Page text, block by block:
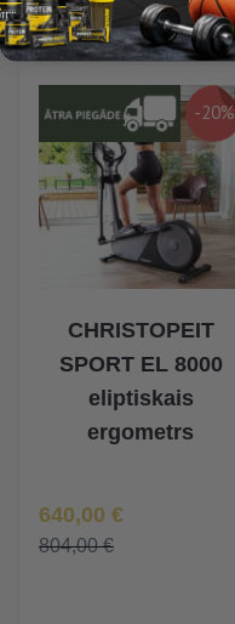
-20%
CHRISTOPEIT
SPORT EL 8000
eliptiskais
ergometrs
Īpaša Cena
640,00 €
804,00 €